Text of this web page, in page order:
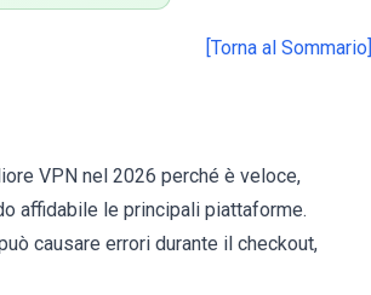
[Torna al Sommario]
VPN nel 2026 perché è veloce,
affidabile le principali piattaforme.
causare errori durante il checkout,